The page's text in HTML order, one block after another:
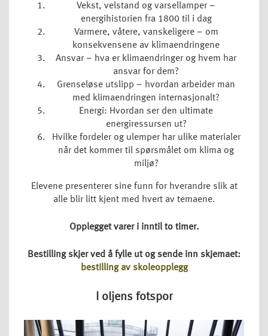
Vekst, velstand og varsellamper –
energihistorien fra 1800 til i dag
Varmere, våtere, vanskeligere – om
konsekvensene av klimaendringene
Ansvar – hva er klimaendringer og hvem har
ansvar for dem?
Grenseløse utslipp – hvordan arbeider man
med klimaendringen internasjonalt?
Energi: Hvordan ser den ultimate
energiressursen ut?
Hvilke fordeler og ulemper har ulike materialer
når det kommer til spørsmålet om klima og
miljø?
Elevene presenterer sine funn for hverandre slik at
alle blir litt kjent med hvert av temaene.
Opplegget varer i inntil to timer.
Bestilling skjer ved å fylle ut og sende inn skjemaet:
bestilling av skoleopplegg
I oljens fotspor